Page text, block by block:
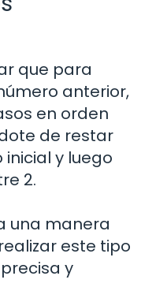
que para
anterior,
en orden
de restar
y luego
2.
una manera
este tipo
y